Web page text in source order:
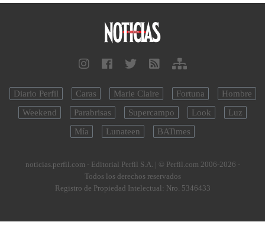
Diario Perfil Caras Marie Claire Fortuna
Hombre
Weekend
Parabrisas Supercampo Look
Luz
Mía
Lunateen BATimes
noticias.perfil.com - Editorial Perfil S.A. | © Perfil.com 2006-2026 -
Todos los derechos reservados
Registro de Propiedad Intelectual: Nro. 5346433